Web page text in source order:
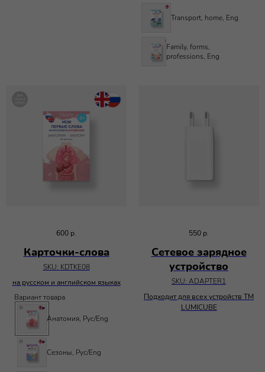
Transport, home, Eng
Family, forms,
professions, Eng
600 р.
Карточки-слова
SKU: KDTKE08
на русском и английском языках
Вариант товара
Анатомия, Рус/Eng
Сезоны, Рус/Eng
550 р.
Сетевое зарядное
устройство
SKU: ADAPTER1
Подходит для всех устройств ТМ
LUMICUBE